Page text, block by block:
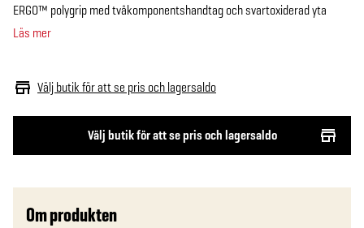
Välj butik för att se pris och lagersaldo
Välj butik för att se pris och lagersaldo
ERGO™ polygrip med tvåkomponentshandtag och svartoxiderad yta
Läs mer
Om produkten